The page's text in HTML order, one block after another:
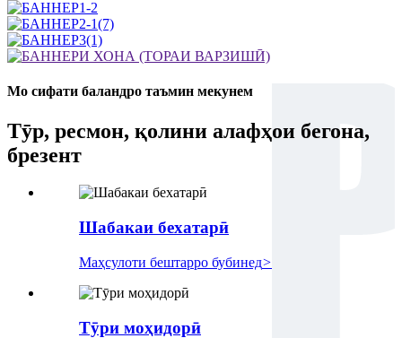
Мо сифати баландро таъмин мекунем
Тӯр, ресмон, қолини алафҳои бегона,
брезент
Шабакаи бехатарӣ
Маҳсулоти бештарро бубинед>
Тӯри моҳидорӣ